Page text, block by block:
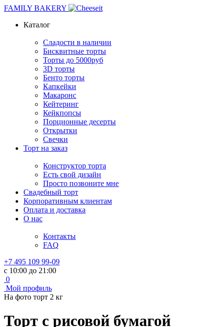
FAMILY BAKERY
Каталог
Сладости в наличии
Бисквитные торты
Торты до 5000руб
3D торты
Бенто торты
Капкейки
Макаронс
Кейтеринг
Кейкпопсы
Порционные десерты
Открытки
Свечки
Торт на заказ
Конструктор торта
Есть свой дизайн
Просто позвоните мне
Свадебный торт
Корпоративным клиентам
Оплата и доставка
О нас
Контакты
FAQ
+7 495 109 99-09
с 10:00 до 21:00
0
Мой профиль
На фото торт 2 кг
Торт с рисовой бумагой